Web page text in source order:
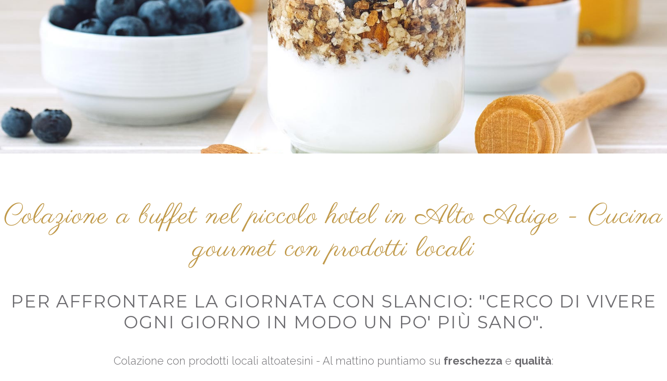
Colazione a buffet nel piccolo hotel in Alto Adige - Cucina
gourmet con prodotti locali
PER AFFRONTARE LA GIORNATA CON SLANCIO: "CERCO DI VIVERE
OGNI GIORNO IN MODO UN PO' PIÙ SANO".
Colazione con prodotti locali altoatesini - Al mattino puntiamo su freschezza e qualità: